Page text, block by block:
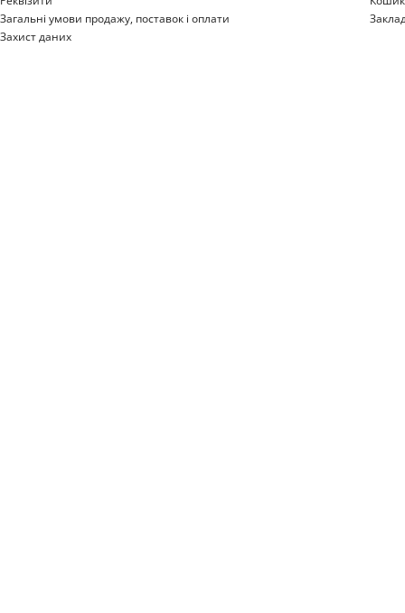
Загальні умови продажу, поставок і оплати
Захист даних